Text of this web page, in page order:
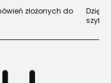
złożonych do
Dzięki